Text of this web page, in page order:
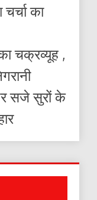
चर्चा का
चक्रव्यूह ,
सजे सुरों के